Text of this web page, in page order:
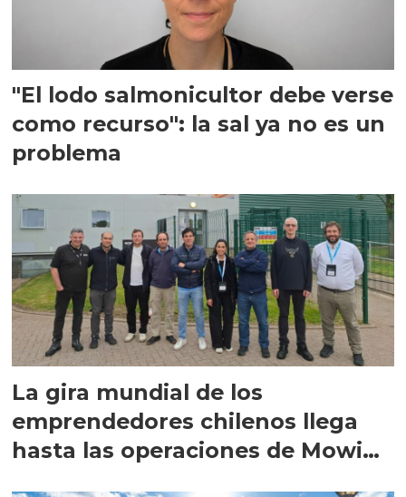
"El lodo salmonicultor debe verse
como recurso": la sal ya no es un
problema
La gira mundial de los
emprendedores chilenos llega
hasta las operaciones de Mowi